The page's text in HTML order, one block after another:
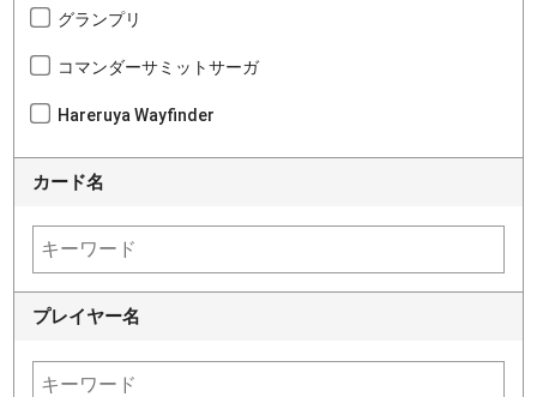
グランプリ
コマンダーサミットサーガ
Hareruya Wayfinder
カード名
プレイヤー名